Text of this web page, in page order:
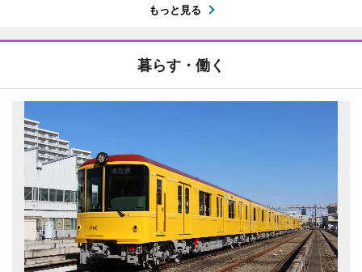
もっと見る
暮らす・働く